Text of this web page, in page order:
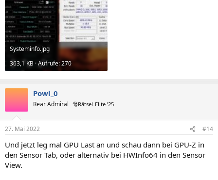
Systeminfo.jpg
363,1 KB · Aufrufe: 270
Powl_0
Rear Admiral 🎅Rätsel-Elite ’25
27. Mai 2022 #14
Und jetzt leg mal GPU Last an und schau dann bei GPU-Z in
den Sensor Tab, oder alternativ bei HWInfo64 in den Sensor
View.